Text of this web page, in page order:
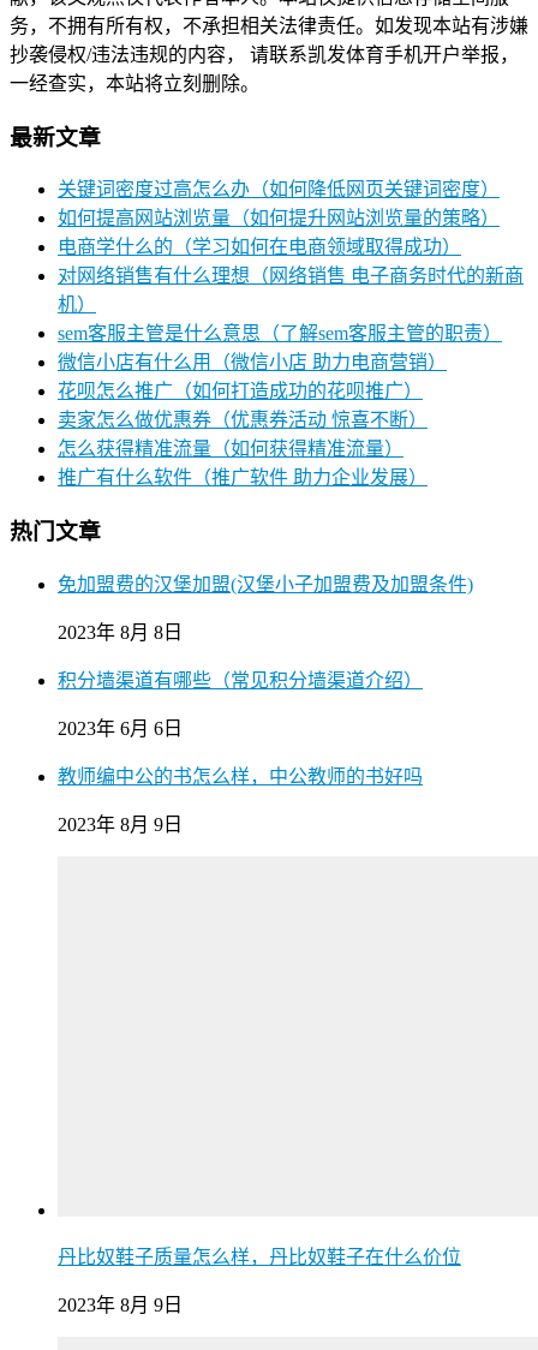
务，不拥有所有权，不承担相关法律责任。如发现本站有涉嫌
抄袭侵权/违法违规的内容， 请联系凯发体育手机开户举报，
一经查实，本站将立刻删除。
最新文章
关键词密度过高怎么办（如何降低网页关键词密度）
如何提高网站浏览量（如何提升网站浏览量的策略）
电商学什么的（学习如何在电商领域取得成功）
对网络销售有什么理想（网络销售 电子商务时代的新商
机）
sem客服主管是什么意思（了解sem客服主管的职责）
微信小店有什么用（微信小店 助力电商营销）
花呗怎么推广（如何打造成功的花呗推广）
卖家怎么做优惠券（优惠券活动 惊喜不断）
怎么获得精准流量（如何获得精准流量）
推广有什么软件（推广软件 助力企业发展）
热门文章
免加盟费的汉堡加盟(汉堡小子加盟费及加盟条件)
2023年 8月 8日
积分墙渠道有哪些（常见积分墙渠道介绍）
2023年 6月 6日
教师编中公的书怎么样，中公教师的书好吗
2023年 8月 9日
丹比奴鞋子质量怎么样，丹比奴鞋子在什么价位
2023年 8月 9日